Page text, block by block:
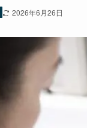
2026年6月26日